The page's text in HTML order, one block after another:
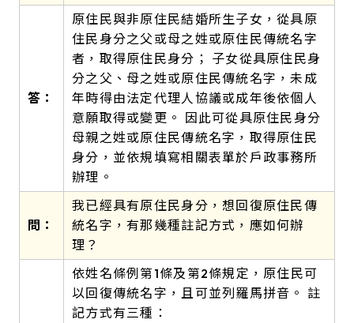
答：
原住民與非原住民結婚所生子女，從具原
住民身分之父或母之姓或原住民傳統名字
者，取得原住民身分； 子女從具原住民身
分之父、母之姓或原住民傳統名字，未成
年時得由法定代理人協議或成年後依個人
意願取得或變更。 因此可從具原住民身分
母親之姓或原住民傳統名字，取得原住民
身分，並依規填寫相關表單於戶政事務所
辦理。
問：
我已經具有原住民身分，想回復原住民傳
統名字，有那幾種註記方式，應如何辦
理？
依姓名條例第1條及第2條規定，原住民可
以回復傳統名字，且可並列羅馬拼音。 註
記方式有三種：